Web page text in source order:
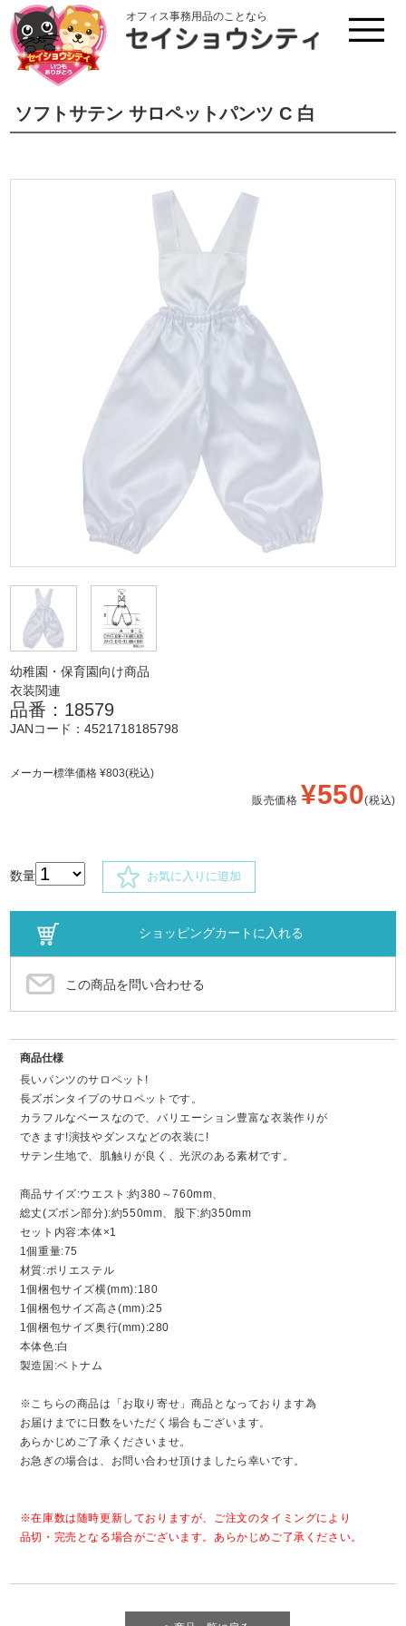
オフィス事務用品のことなら
ソフトサテン サロペットパンツ C 白
幼稚園・保育園向け商品
衣装関連
品番：18579
JANコード：4521718185798
メーカー標準価格 ¥803(税込)
販売価格 ¥550(税込)
数量 お気に入りに追加
この商品を問い合わせる
商品仕様
長いパンツのサロペット!
長ズボンタイプのサロペットです。
カラフルなベースなので、バリエーション豊富な衣装作りが
できます!演技やダンスなどの衣装に!
サテン生地で、肌触りが良く、光沢のある素材です。
商品サイズ:ウエスト:約380～760mm、
総丈(ズボン部分):約550mm、股下:約350mm
セット内容:本体×1
1個重量:75
材質:ポリエステル
1個梱包サイズ横(mm):180
1個梱包サイズ高さ(mm):25
1個梱包サイズ奥行(mm):280
本体色:白
製造国:ベトナム
※こちらの商品は「お取り寄せ」商品となっております為
お届けまでに日数をいただく場合もございます。
あらかじめご了承くださいませ。
お急ぎの場合は、お問い合わせ頂けましたら幸いです。
※在庫数は随時更新しておりますが、ご注文のタイミングにより
品切・完売となる場合がございます。あらかじめご了承ください。